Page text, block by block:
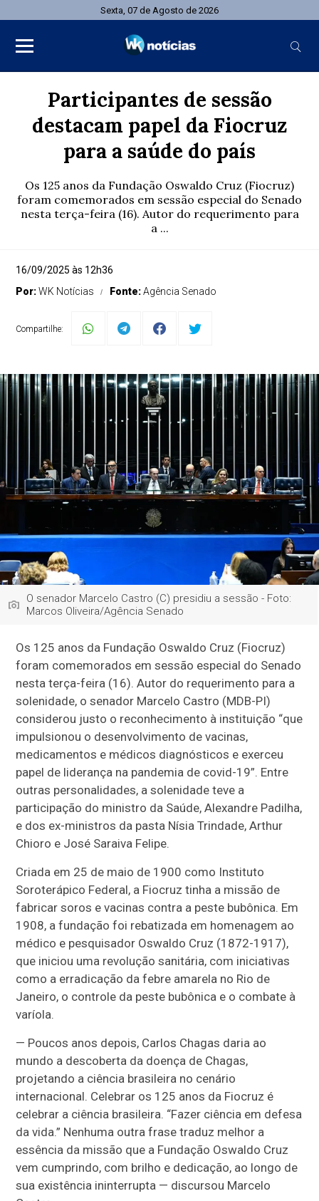
Sexta, 07 de Agosto de 2026
Participantes de sessão
destacam papel da Fiocruz
para a saúde do país
Os 125 anos da Fundação Oswaldo Cruz (Fiocruz)
foram comemorados em sessão especial do Senado
nesta terça-feira (16). Autor do requerimento para
a ...
16/09/2025 às 12h36
Por:WK Notícias Fonte:Agência Senado
Compartilhe:
O senador Marcelo Castro (C) presidiu a sessão - Foto:
Marcos Oliveira/Agência Senado
Os 125 anos da Fundação Oswaldo Cruz (Fiocruz)
foram comemorados em sessão especial do Senado
nesta terça-feira (16). Autor do requerimento para a
solenidade, o senador Marcelo Castro (MDB-PI)
considerou justo o reconhecimento à instituição “que
impulsionou o desenvolvimento de vacinas,
medicamentos e médicos diagnósticos e exerceu
papel de liderança na pandemia de covid-19”. Entre
outras personalidades, a solenidade teve a
participação do ministro da Saúde, Alexandre Padilha,
e dos ex-ministros da pasta Nísia Trindade, Arthur
Chioro e José Saraiva Felipe.
Criada em 25 de maio de 1900 como Instituto
Soroterápico Federal, a Fiocruz tinha a missão de
fabricar soros e vacinas contra a peste bubônica. Em
1908, a fundação foi rebatizada em homenagem ao
médico e pesquisador Oswaldo Cruz (1872-1917),
que iniciou uma revolução sanitária, com iniciativas
como a erradicação da febre amarela no Rio de
Janeiro, o controle da peste bubônica e o combate à
varíola.
— Poucos anos depois, Carlos Chagas daria ao
mundo a descoberta da doença de Chagas,
projetando a ciência brasileira no cenário
internacional. Celebrar os 125 anos da Fiocruz é
celebrar a ciência brasileira. “Fazer ciência em defesa
da vida.” Nenhuma outra frase traduz melhor a
essência da missão que a Fundação Oswaldo Cruz
vem cumprindo, com brilho e dedicação, ao longo de
sua existência ininterrupta — discursou Marcelo